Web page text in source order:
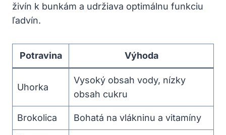
živín k bunkám a udržiava optimálnu funkciu
ľadvín.
Potravina Výhoda
Uhorka
Vysoký obsah vody, nízky
obsah cukru
Brokolica Bohatá na vlákninu a vitamíny